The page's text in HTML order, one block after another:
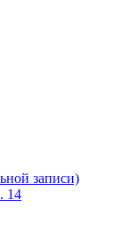
записи)
14